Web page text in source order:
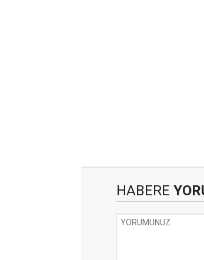
HABERE